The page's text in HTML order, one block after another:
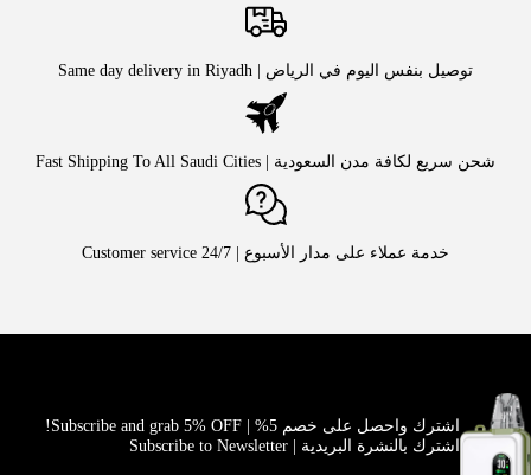
توصيل بنفس اليوم في الرياض | Same day delivery in Riyadh
شحن سريع لكافة مدن السعودية | Fast Shipping To All Saudi Cities
خدمة عملاء على مدار الأسبوع | Customer service 24/7
اشترك واحصل على خصم 5% | Subscribe and grab 5% OFF!
اشترك بالنشرة البريدية | Subscribe to Newsletter